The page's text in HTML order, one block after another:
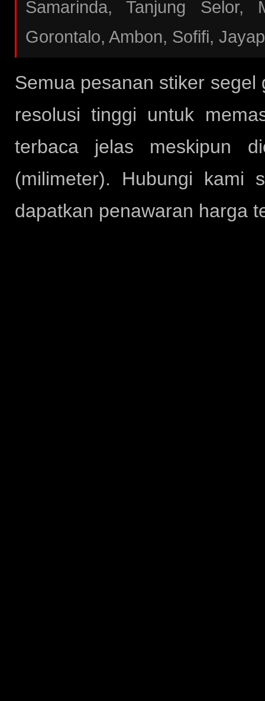
Samarinda, Tanjung Selor,
Gorontalo, Ambon, Sofifi,
Semua pesanan stiker
resolusi tinggi untuk
terbaca jelas meskipun
(milimeter). Hubungi kami
dapatkan penawaran harga